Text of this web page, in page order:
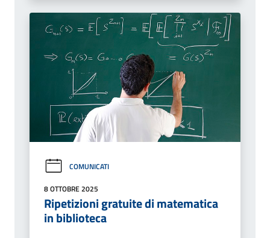
COMUNICATI
8 OTTOBRE 2025
Ripetizioni gratuite di matematica
in biblioteca